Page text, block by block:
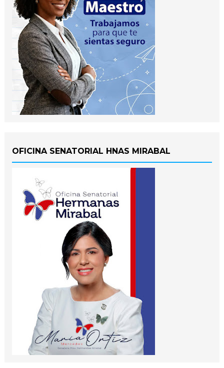
OFICINA SENATORIAL HNAS MIRABAL